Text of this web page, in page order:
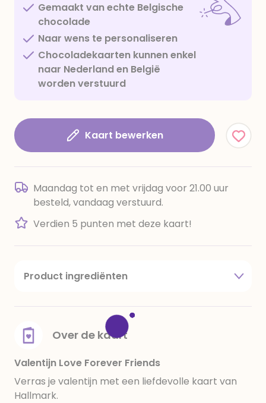
Gemaakt van echte Belgische
chocolade
Naar wens te personaliseren
Chocoladekaarten kunnen enkel
naar Nederland en België
worden verstuurd
Kaart bewerken
Maandag tot en met vrijdag voor 21.00 uur
besteld, vandaag verstuurd.
Verdien 5 punten met deze kaart!
Product ingrediënten
amandelen,cacaomassa, emulgator (sojalecithine),
natuurlijk vanille aroma, stabilisator: E420,
voedingszuur: citroenzuur E 330, verdikkingsmiddel
E415, water, bevochtigingsmiddel E422, emulgator:
E433, kleurstoffen: E102, E110, E122: kan de activiteit en
concentratie van kinderen negatief beïnvloeden,
E133, E151. Chocolade bevat ten minste 34%
Over de kaart
Valentijn Love Forever Friends
Verras je valentijn met een liefdevolle kaart van
Hallmark.